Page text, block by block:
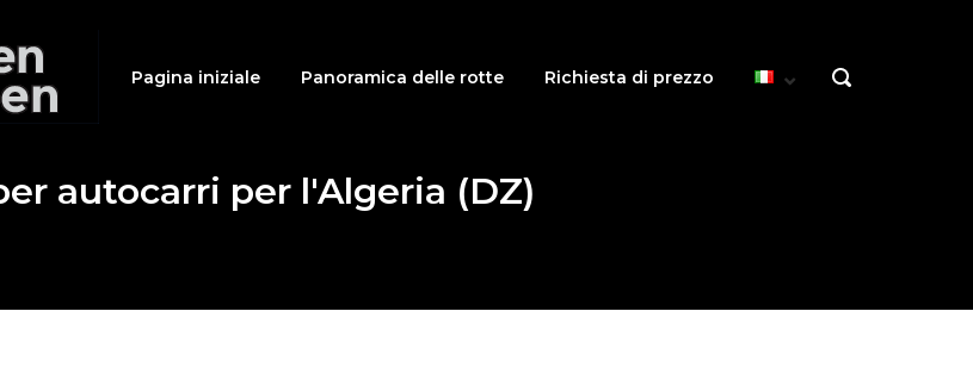
Pagina iniziale Panoramica delle rotte Richiesta di prezzo
OPEN
autocarri per l'Algeria (DZ)